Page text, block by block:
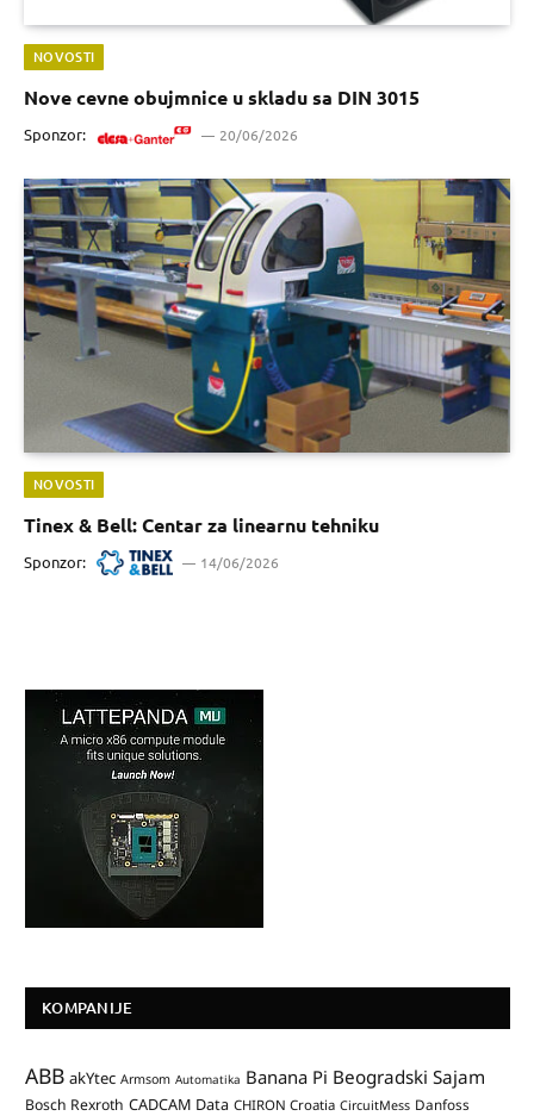
NOVOSTI
Nove cevne obujmnice u skladu sa DIN 3015
Sponzor: 20/06/2026
NOVOSTI
Tinex & Bell: Centar za linearnu tehniku
Sponzor: 14/06/2026
KOMPANIJE
ABB akYtec Armsom Automatika Banana Pi Beogradski Sajam
Bosch Rexroth CADCAM Data CHIRON Croatia CircuitMess Danfoss